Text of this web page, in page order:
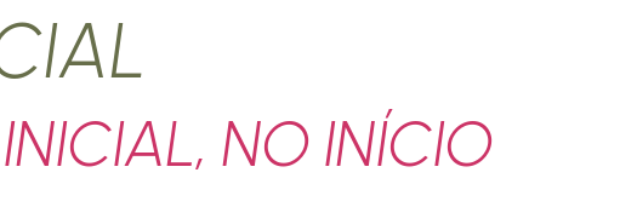
NO INÍCIO